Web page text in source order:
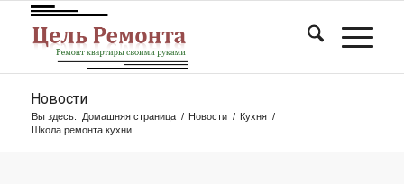
Новости
Вы здесь: Домашняя страница / Новости / Кухня /
Школа ремонта кухни